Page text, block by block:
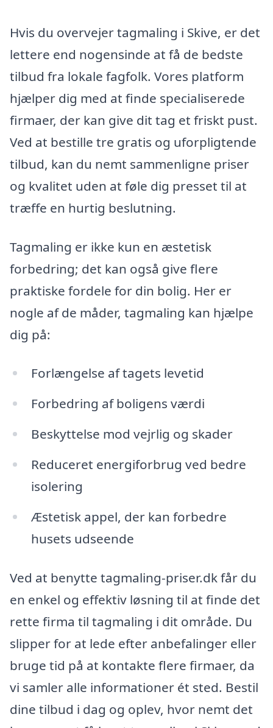
Hvis du overvejer tagmaling i Skive, er det
lettere end nogensinde at få de bedste
tilbud fra lokale fagfolk. Vores platform
hjælper dig med at finde specialiserede
firmaer, der kan give dit tag et friskt pust.
Ved at bestille tre gratis og uforpligtende
tilbud, kan du nemt sammenligne priser
og kvalitet uden at føle dig presset til at
træffe en hurtig beslutning.
Tagmaling er ikke kun en æstetisk
forbedring; det kan også give flere
praktiske fordele for din bolig. Her er
nogle af de måder, tagmaling kan hjælpe
dig på:
Forlængelse af tagets levetid
Forbedring af boligens værdi
Beskyttelse mod vejrlig og skader
Reduceret energiforbrug ved bedre
isolering
Æstetisk appel, der kan forbedre
husets udseende
Ved at benytte tagmaling-priser.dk får du
en enkel og effektiv løsning til at finde det
rette firma til tagmaling i dit område. Du
slipper for at lede efter anbefalinger eller
bruge tid på at kontakte flere firmaer, da
vi samler alle informationer ét sted. Bestil
dine tilbud i dag og oplev, hvor nemt det